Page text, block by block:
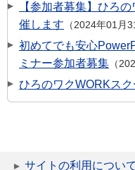
【参加者募集】ひろ
催します
2024年01月
初めてでも安心
ミナー参加者募集
ひろのワクWORKス
サイトの利用について